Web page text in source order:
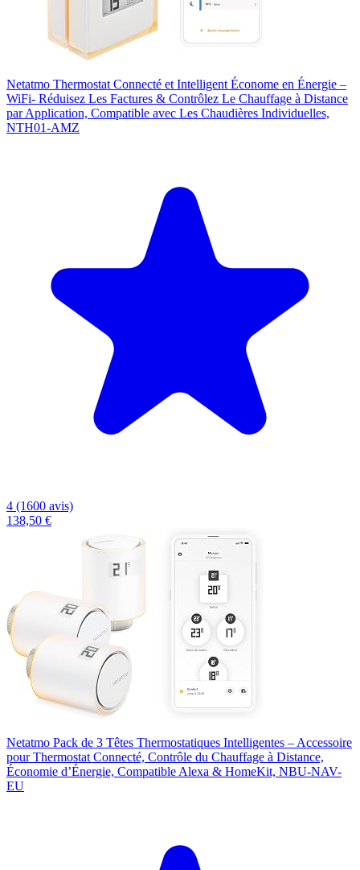
Netatmo Thermostat Connecté et Intelligent Économe en Énergie –
WiFi- Réduisez Les Factures & Contrôlez Le Chauffage à Distance
par Application, Compatible avec Les Chaudières Individuelles,
NTH01-AMZ
4 (1600 avis)
138,50 €
Netatmo Pack de 3 Têtes Thermostatiques Intelligentes – Accessoire
pour Thermostat Connecté, Contrôle du Chauffage à Distance,
Économie d’Énergie, Compatible Alexa & HomeKit, NBU-NAV-
EU